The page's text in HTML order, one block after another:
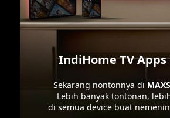
IndiHome TV Apps
Sekarang nontonnya di
Lebih banyak tontonan,
di semua device buat